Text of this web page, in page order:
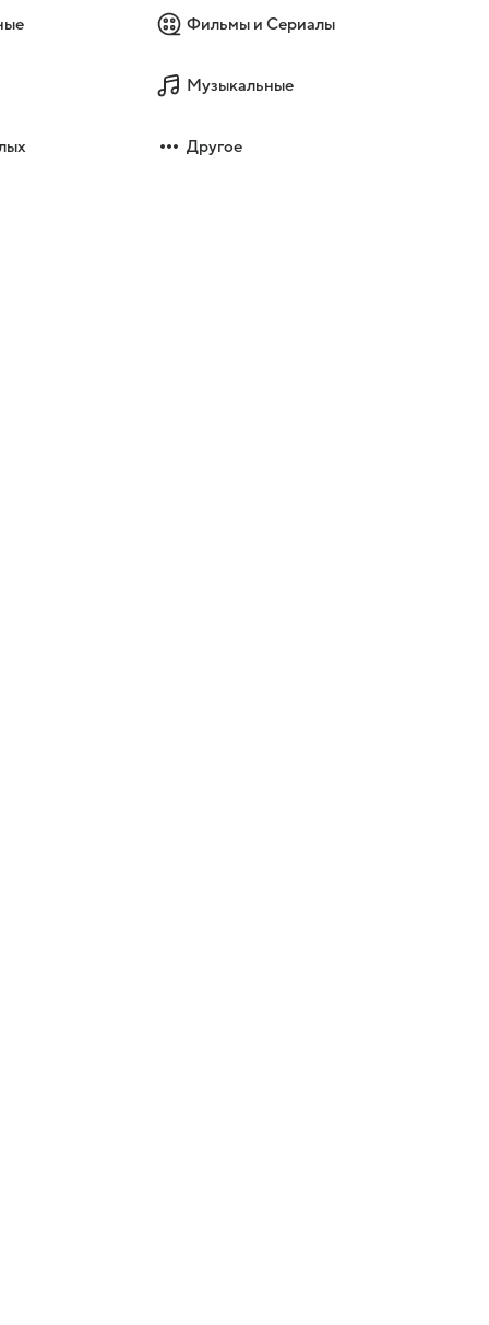
Фильмы и Сериалы
Музыкальные
Другое